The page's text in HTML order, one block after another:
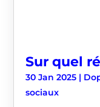
Sur quel
30 Jan 2025 |
sociaux